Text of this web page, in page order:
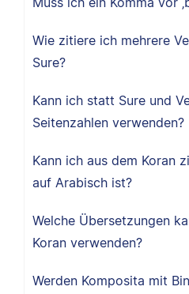
Wie zitiere ich mehrere
Sure?
Kann ich statt Sure und
Seitenzahlen verwenden?
Kann ich aus dem Koran
auf Arabisch ist?
Welche Übersetzungen
Koran verwenden?
Werden Komposita mit